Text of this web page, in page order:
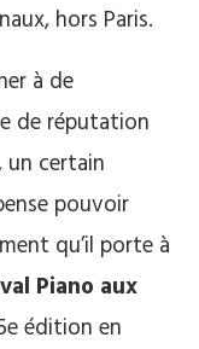
hors Paris.
à de
de réputation
un certain
pouvoir
qu’il porte à
Piano aux
édition en